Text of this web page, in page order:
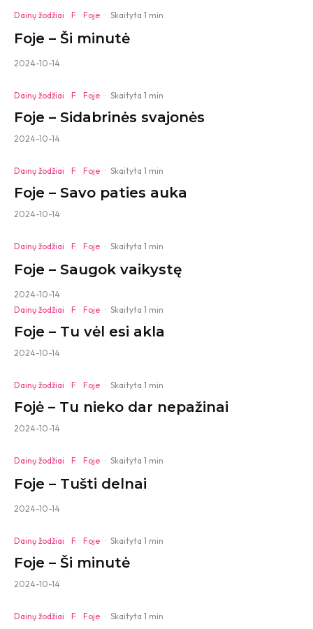
Dainų žodžiai F Foje · Skaityta 1 min
Foje – Ši minutė
2024-10-14
Dainų žodžiai F Foje · Skaityta 1 min
Foje – Sidabrinės svajonės
2024-10-14
Dainų žodžiai F Foje · Skaityta 1 min
Foje – Savo paties auka
2024-10-14
Dainų žodžiai F Foje · Skaityta 1 min
Foje – Saugok vaikystę
2024-10-14
Dainų žodžiai
F Foje · Skaityta 1 min
Foje – Tu vėl esi akla
2024-10-14
Dainų žodžiai F Foje · Skaityta 1 min
Fojė – Tu nieko dar nepažinai
2024-10-14
Dainų žodžiai F Foje · Skaityta 1 min
Foje – Tušti delnai
2024-10-14
Dainų žodžiai F Foje · Skaityta 1 min
Foje – Ši minutė
2024-10-14
Dainų žodžiai F Foje · Skaityta 1 min